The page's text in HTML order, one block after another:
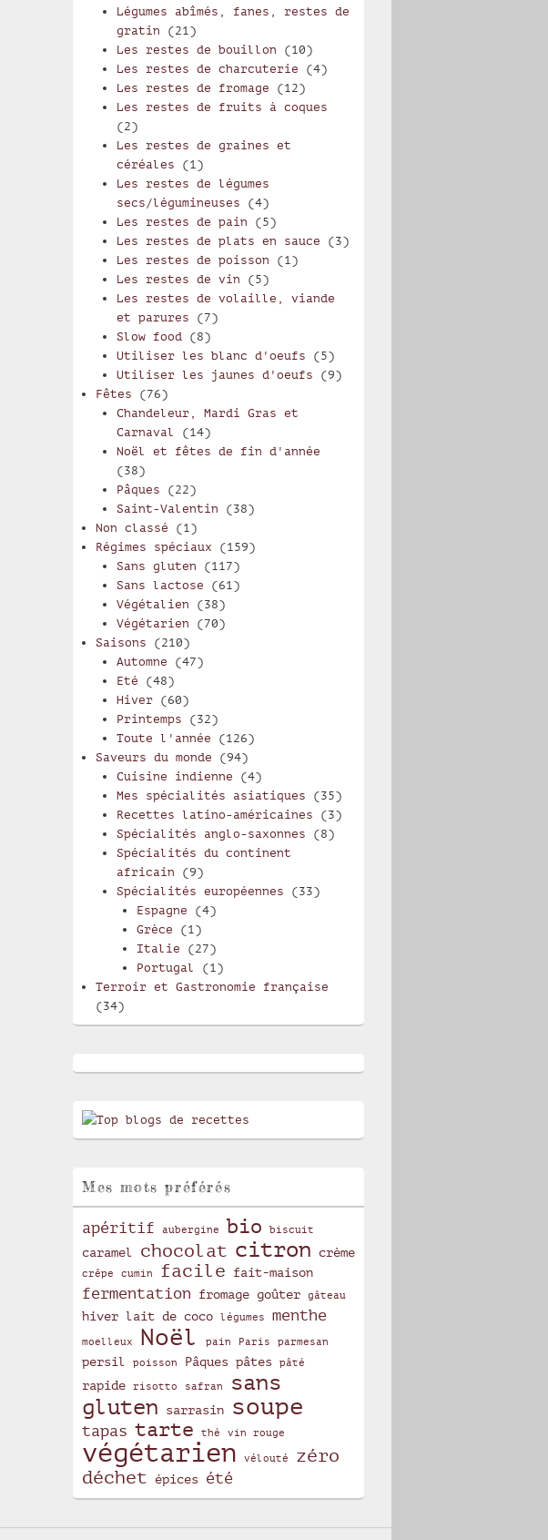
Légumes abîmés, fanes, restes de
gratin (21)
Les restes de bouillon (10)
Les restes de charcuterie (4)
Les restes de fromage (12)
Les restes de fruits à coques
(2)
Les restes de graines et
céréales (1)
Les restes de légumes
secs/légumineuses (4)
Les restes de pain (5)
Les restes de plats en sauce (3)
Les restes de poisson (1)
Les restes de vin (5)
Les restes de volaille, viande
et parures (7)
Slow food(8)
Utiliser les blanc d'oeufs (5)
Utiliser les jaunes d'oeufs (9)
Fêtes (76)
Chandeleur, Mardi Gras et
Carnaval (14)
Noël et fêtes de fin d'année
(38)
Pâques (22)
Saint-Valentin (38)
Non classé (1)
Régimes spéciaux (159)
Sans gluten (117)
Sans lactose (61)
Végétalien (38)
Végétarien (70)
Saisons (210)
Automne (47)
Eté (48)
Hiver(60)
Printemps (32)
Toute l'année (126)
Saveurs du monde (94)
Cuisine indienne (4)
Mes spécialités asiatiques (35)
Recettes latino-américaines (3)
Spécialités anglo-saxonnes (8)
Spécialités du continent
africain (9)
Spécialités européennes (33)
Espagne (4)
Grèce (1)
Italie (27)
Portugal
(1)
Terroir et Gastronomie française
(34)
Mes mots préférés
apéritif aubergine bio biscuit
caramel chocolat citron crème
crêpe cumin facile fait-maison
fermentation fromage goûter gâteau
hiver lait de coco légumes menthe
moelleux Noël pain Paris parmesan
persil poisson Pâques pâtes pâté
rapide risotto safran
sans
gluten
sarrasin soupe
tapas tarte thé vin rouge
végétarien vélouté
zéro
déchet
épices été